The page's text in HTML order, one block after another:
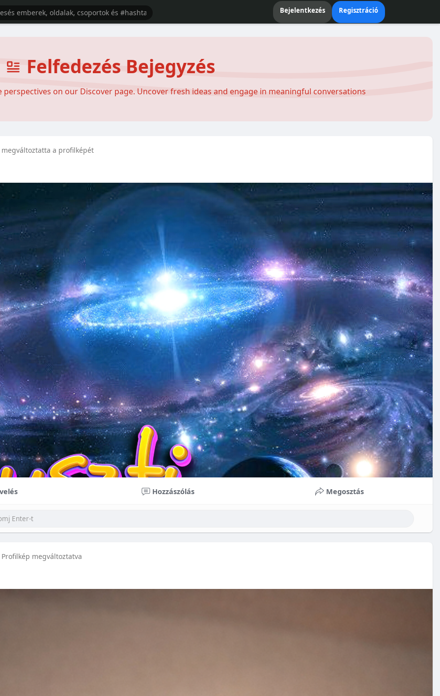
Bejelentkezés Regisztráció
Felfedezés Bejegyzés
on our Discover page. Uncover fresh ideas and engage in meaningful conversations
megváltoztatta a profilképét
Hozzászólás Megosztás
Profilkép megváltoztatva